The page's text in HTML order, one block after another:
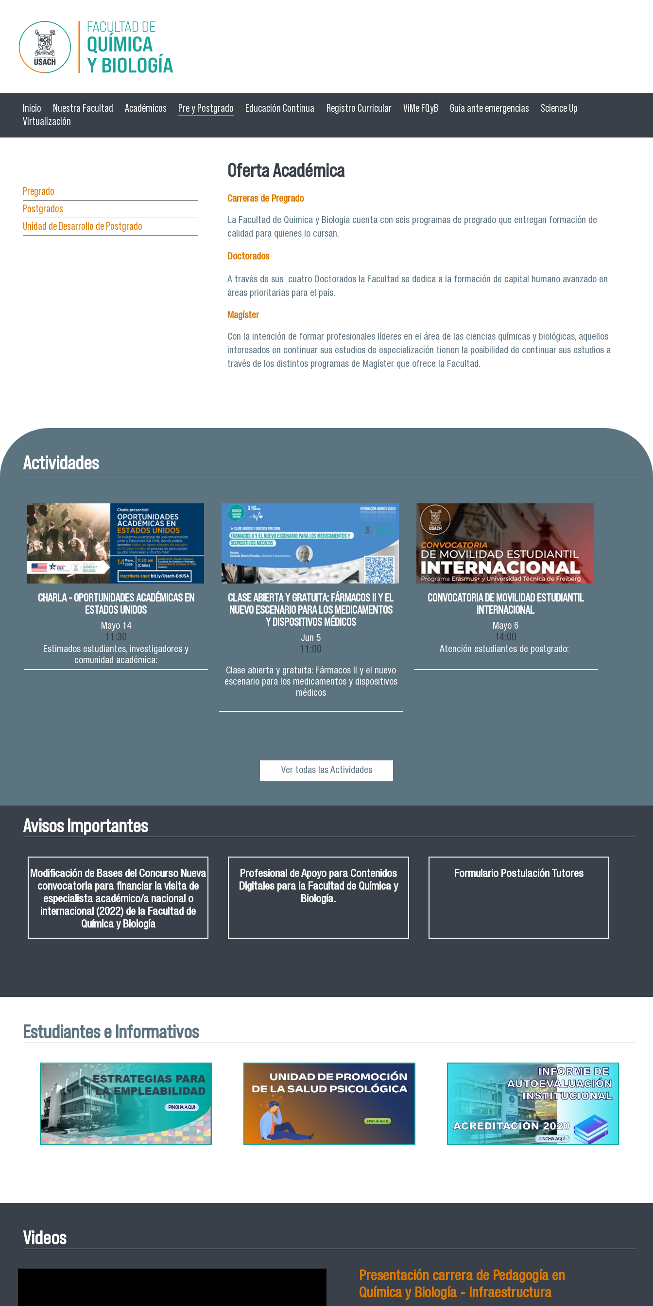
Pasar al contenido principal
Inicio Nuestra Facultad Académicos Pre y Postgrado Educación Continua Registro Curricular ViMe FQyB Guía ante emergencias
Science Up
Virtualización
Pregrado
Postgrados
Unidad de Desarrollo de Postgrado
Oferta Académica
Carreras de Pregrado
La Facultad de Química y Biología cuenta con seis programas de pregrado que entregan formación de
calidad para quienes lo cursan.
Doctorados
A través de sus cuatro Doctorados la Facultad se dedica a la formación de capital humano avanzado en
áreas prioritarias para el país.
Magíster
Con la intención de formar profesionales líderes en el área de las ciencias químicas y biológicas, aquellos
interesados en continuar sus estudios de especialización tienen la posibilidad de continuar sus estudios a
través de los distintos programas de Magíster que ofrece la Facultad.
Actividades
CHARLA - OPORTUNIDADES ACADÉMICAS EN
ESTADOS UNIDOS
Mayo14
11:30
Estimados estudiantes, investigadores y
comunidad académica:
CLASE ABIERTA Y GRATUITA: FÁRMACOS II Y EL
NUEVO ESCENARIO PARA LOS MEDICAMENTOS
Y DISPOSITIVOS MÉDICOS
Jun 5
11:00
Clase abierta y gratuita: Fármacos II y el nuevo
escenario para los medicamentos y dispositivos
médicos
CONVOCATORIA DE MOVILIDAD ESTUDIANTIL
INTERNACIONAL
Mayo 6
14:00
Atención estudiantes de postgrado:
Ver todas las Actividades
Avisos Importantes
Modificación de Bases del Concurso Nueva
convocatoria para financiar la visita de
especialista académico/a nacional o
internacional (2022) de la Facultad de
Química y Biología
Profesional de Apoyo para Contenidos
Digitales para la Facultad de Química y
Biología.
Formulario Postulación Tutores
Estudiantes e Informativos
Videos
Presentación carrera de Pedagogía en
Química y Biología - Infraestructura